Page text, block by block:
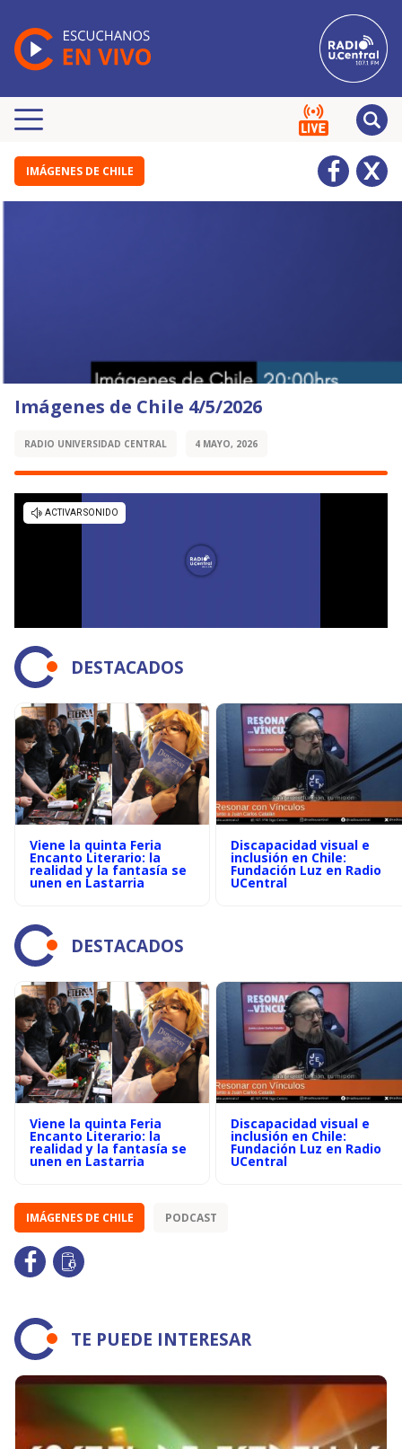
IMÁGENES DE CHILE
Imágenes de Chile 4/5/2026
RADIO UNIVERSIDAD CENTRAL 4 MAYO, 2026
DESTACADOS
Viene la quinta Feria
Encanto Literario: la
realidad y la fantasía se
unen en Lastarria
Discapacidad visual e
inclusión en Chile:
Fundación Luz en Radio
UCentral
DESTACADOS
Viene la quinta Feria
Encanto Literario: la
realidad y la fantasía se
unen en Lastarria
Discapacidad visual e
inclusión en Chile:
Fundación Luz en Radio
UCentral
IMÁGENES DE CHILE PODCAST
TE PUEDE INTERESAR